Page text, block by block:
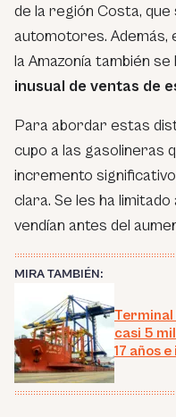
de la región Costa,
automotores. Además,
la Amazonía también
inusual de ventas de
Para abordar estas
cupo a las gasolineras
incremento
clara. Se les ha
vendían antes del
MIRA TAMBIÉN:
Terminal
casi 5
17 años